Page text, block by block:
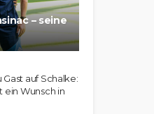
– seine
Gast auf Schalke:
ein Wunsch in